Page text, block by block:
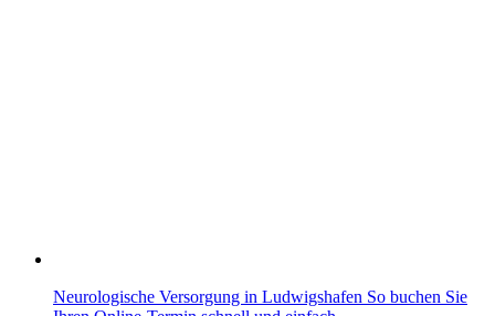
Neurologische Versorgung in Ludwigshafen So buchen Sie